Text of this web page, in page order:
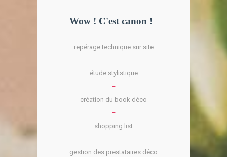
Wow ! C'est canon !
repérage technique sur site
–
étude stylistique
–
création du book déco
–
shopping list
–
gestion des prestataires déco